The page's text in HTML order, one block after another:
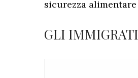
sicurezza
GLI